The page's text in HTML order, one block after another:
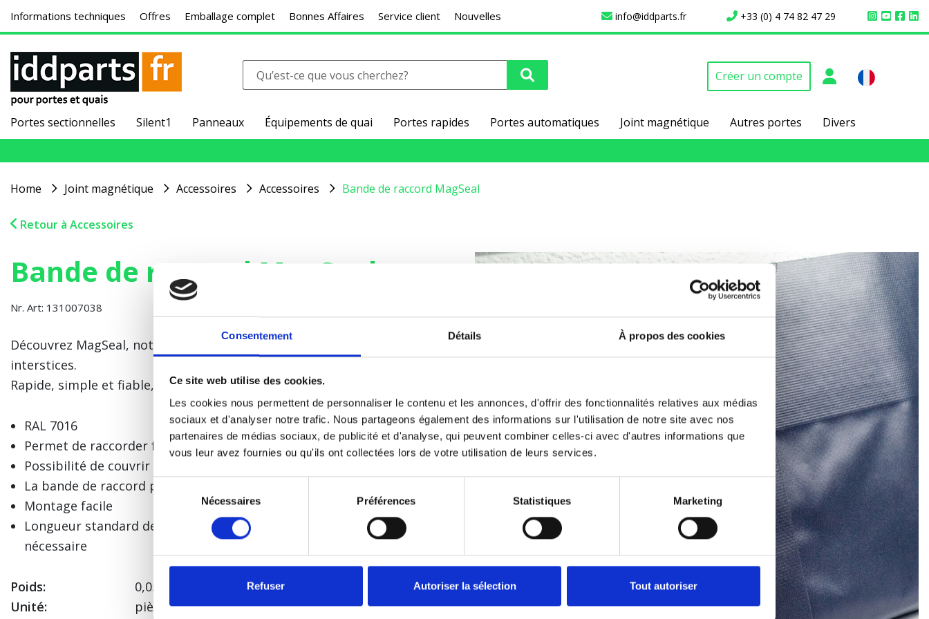
Consentement Détails À propos des cookies
Ce site web utilise des cookies.
Les cookies nous permettent de personnaliser le contenu et les annonces, d'offrir des fonctionnalités relatives aux médias
sociaux et d'analyser notre trafic. Nous partageons également des informations sur l'utilisation de notre site avec nos
partenaires de médias sociaux, de publicité et d'analyse, qui peuvent combiner celles-ci avec d'autres informations que
vous leur avez fournies ou qu'ils ont collectées lors de votre utilisation de leurs services.
Sélection
consentement
Nécessaires Préférences Statistiques Marketing
Refuser Autoriser la sélection Tout autoriser
info@iddparts.fr +33 (0) 4 74 82 47 29
Informations techniques Offres Emballage complet Bonnes Affaires Service client Nouvelles
Créer un compte
Portes sectionnelles Silent1 Panneaux Équipements de quai Portes rapides Portes automatiques Joint magnétique Autres portes Divers
Home Joint magnétique Accessoires Accessoires Bande de raccord MagSeal
Retour à Accessoires
Bande de raccord MagSeal
Nr. Art: 131007038
Découvrez MagSeal, notre solution intelligente pour combler les
interstices.
Rapide, simple et fiable, installation sans outils.
RAL 7016
Permet de raccorder facilement deux longueurs de MagSeal
Possibilité de couvrir des panneaux de plus de 9200 mm
La bande de raccord permet d’éviter le gaspillage
Montage facile
Longueur standard de 480 mm, recoupable à 450 ou 400 mm si
nécessaire
Poids:
0,05 Kg
Unité:
pièce